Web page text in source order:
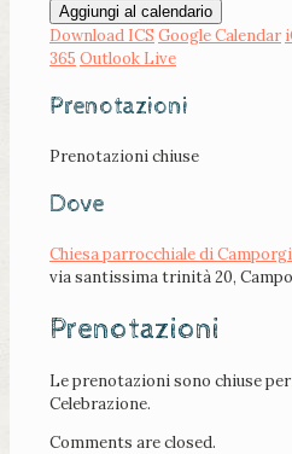
Aggiungi al calendario
Download ICS Google Calendar
365 Outlook Live
Prenotazioni
Prenotazioni chiuse
Dove
Chiesa parrocchiale di
via santissima trinità 20,
Prenotazioni
Le prenotazioni sono chiuse
Celebrazione.
Comments are closed.